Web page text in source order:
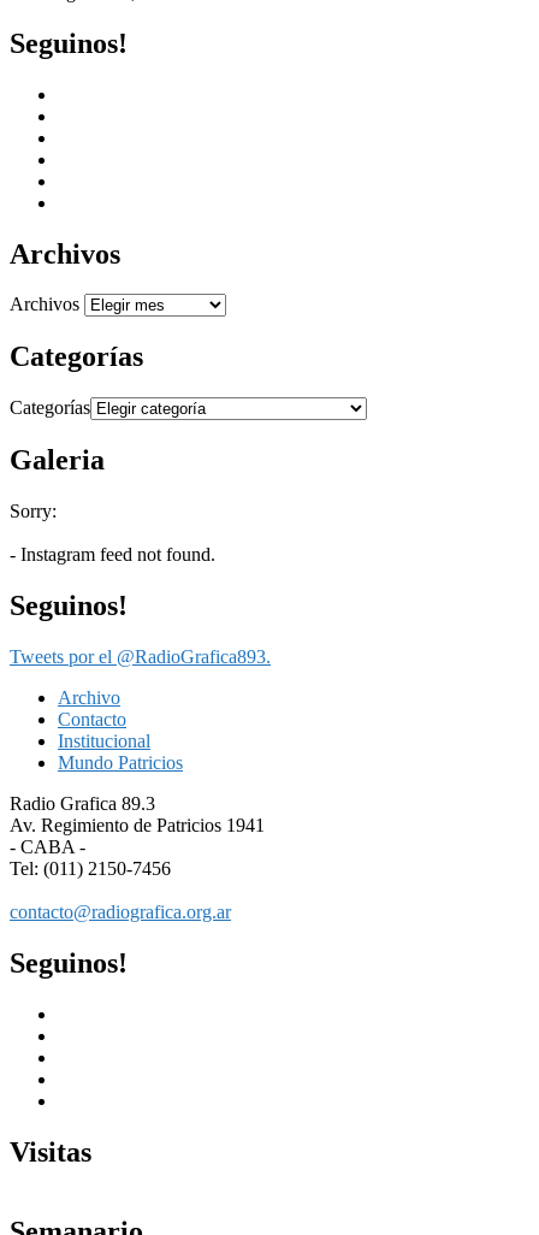
Seguinos!
Archivos
Archivos
Categorías
Categorías
Galeria
Sorry:
- Instagram feed not found.
Seguinos!
Tweets por el @RadioGrafica893.
Archivo
Contacto
Institucional
Mundo Patricios
Radio Grafica 89.3
Av. Regimiento de Patricios 1941
- CABA -
Tel: (011) 2150-7456
contacto@radiografica.org.ar
Seguinos!
Visitas